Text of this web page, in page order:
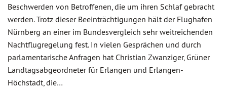
Beschwerden von Betroffenen, die um ihren Schlaf gebracht
werden. Trotz dieser Beeinträchtigungen hält der Flughafen
Nürnberg an einer im Bundesvergleich sehr weitreichenden
Nachtflugregelung fest. In vielen Gesprächen und durch
parlamentarische Anfragen hat Christian Zwanziger, Grüner
Landtagsabgeordneter für Erlangen und Erlangen-
Höchstadt, die…